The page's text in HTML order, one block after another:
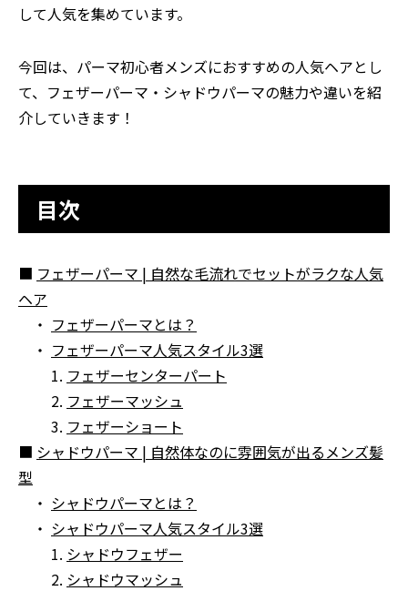
して人気を集めています。
今回は、パーマ初心者メンズにおすすめの人気ヘアとし
て、フェザーパーマ・シャドウパーマの魅力や違いを紹
介していきます！
目次
■ フェザーパーマ | 自然な毛流れでセットがラクな人気
ヘア
・ フェザーパーマとは？
・ フェザーパーマ人気スタイル3選
1. フェザーセンターパート
2. フェザーマッシュ
3. フェザーショート
■ シャドウパーマ | 自然体なのに雰囲気が出るメンズ髪
型
・ シャドウパーマとは？
・ シャドウパーマ人気スタイル3選
1. シャドウフェザー
2. シャドウマッシュ